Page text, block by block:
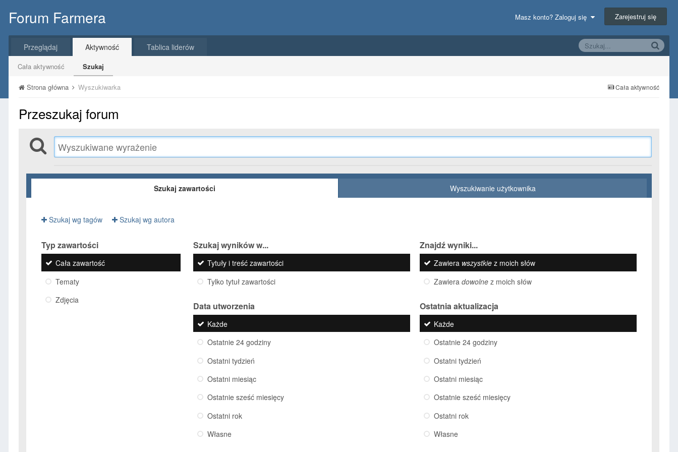
Forum Farmera Masz konto? Zaloguj się Zarejestruj się
Przeglądaj Aktywność
Cała aktywność Szukaj
Tablica liderów
Cała aktywność
Strona główna Wyszukiwarka
Przeszukaj forum
Szukaj zawartości Wyszukiwanie użytkownika
Szukaj wg tagów Szukaj wg autora
Typ zawartości
Cała zawartość
Tematy
Zdjęcia
Szukaj wyników w...
Tytuły i treść zawartości
Tylko tytuł zawartości
Znajdź wyniki...
Zawiera wszystkiez moich słów
Zawiera dowolnez moich słów
Data utworzenia
Każde
Ostatnie 24 godziny
Ostatni tydzień
Ostatni miesiąc
Ostatnie sześć miesięcy
Ostatni rok
Własne
Ostatnia aktualizacja
Każde
Ostatnie 24 godziny
Ostatni tydzień
Ostatni miesiąc
Ostatnie sześć miesięcy
Ostatni rok
Własne